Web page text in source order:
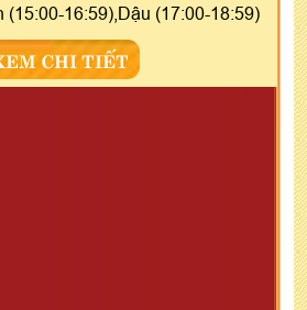
(15:00-16:59),Dậu (17:00-18:59)
CHI TIẾT